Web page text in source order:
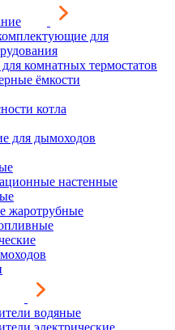
для
комнатных термостатов
ёмкости
котла
для дымоходов
настенные
жаротрубные
водяные
электрические